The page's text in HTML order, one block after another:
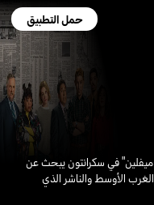
حمل التطبيق
ميفلين" في سكرانتون يبحث عن
الأوسط والناشر الذي